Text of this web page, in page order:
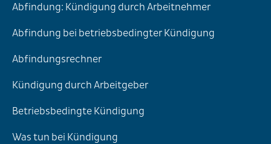
Abfindung: Kündigung durch Arbeitnehmer
Abfindung bei betriebsbedingter Kündigung
Abfindungsrechner
Kündigung durch Arbeitgeber
Betriebsbedingte Kündigung
Was tun bei Kündigung